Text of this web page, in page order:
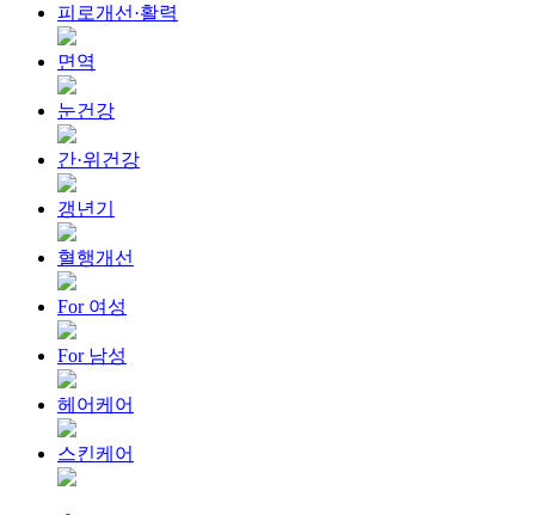
피로개선·활력
면역
눈건강
간·위건강
갱년기
혈행개선
For 여성
For 남성
헤어케어
스킨케어